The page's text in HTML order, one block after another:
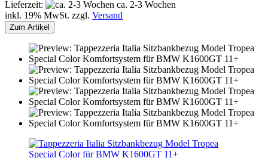
Lieferzeit:
ca. 2-3 Wochen
inkl. 19% MwSt. zzgl. Versand
Zum Artikel